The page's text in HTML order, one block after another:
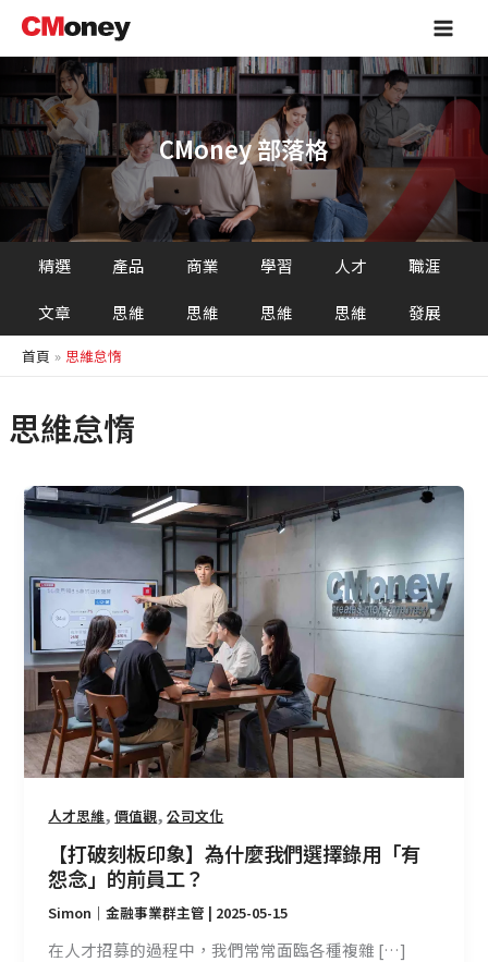
主
容
Main
CMoney 部落格
精選
文章
產品
思維
商業
思維
學習
思維
人才
思維
職涯
發展
首頁 思維怠惰
思維怠惰
人才思維,價值觀,公司文化
【打破刻板印象】為什麼我們選擇錄用「有
怨念」的前員工？
Simon｜金融事業群主管 | 2025-05-15
在人才招募的過程中，我們常常面臨各種複雜 […]
【打
破
板
象】
為
什
麼
我
們
選
擇
用
「有
怨
念」